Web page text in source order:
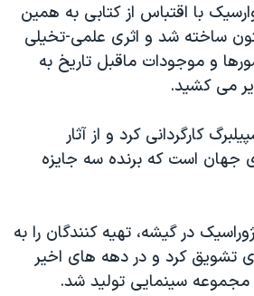
با اقتباس از کتابی به همین
ساخته شد و اثری علمی-تخیلی
و موجودات ماقبل تاریخ به
می کشید.
کارگردانی کرد و از آثار
جهان است که برنده سه جایزه
در گیشه، تهیه کنندگان را به
تشویق کرد و در دهه های اخیر
مجموعه سینمایی تولید شد.